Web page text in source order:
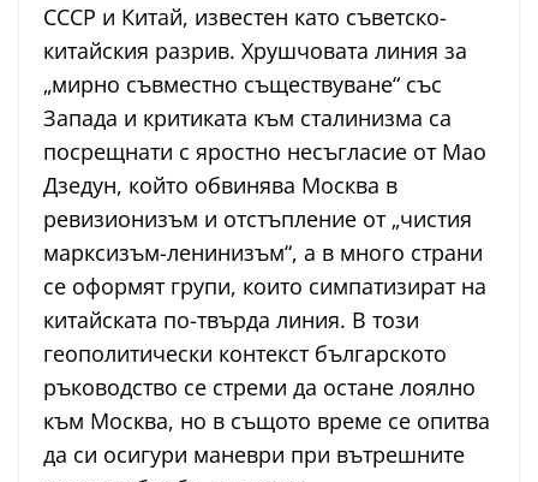
СССР и Китай, известен като съветско-
китайския разрив. Хрушчовата линия за
„мирно съвместно съществуване“ със
Запада и критиката към сталинизма са
посрещнати с яростно несъгласие от Мао
Дзедун, който обвинява Москва в
ревизионизъм и отстъпление от „чистия
марксизъм-ленинизъм“, а в много страни
се оформят групи, които симпатизират на
китайската по-твърда линия. В този
геополитически контекст българското
ръководство се стреми да остане лоялно
към Москва, но в същото време се опитва
да си осигури маневри при вътрешните